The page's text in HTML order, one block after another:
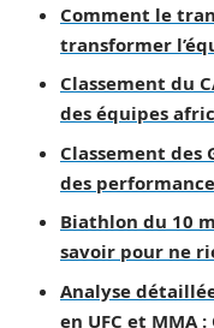
Comment le
transformer
Classement du
des équipes
Classement des
des
Biathlon du 10
savoir pour ne
Analyse
en UFC et MMA